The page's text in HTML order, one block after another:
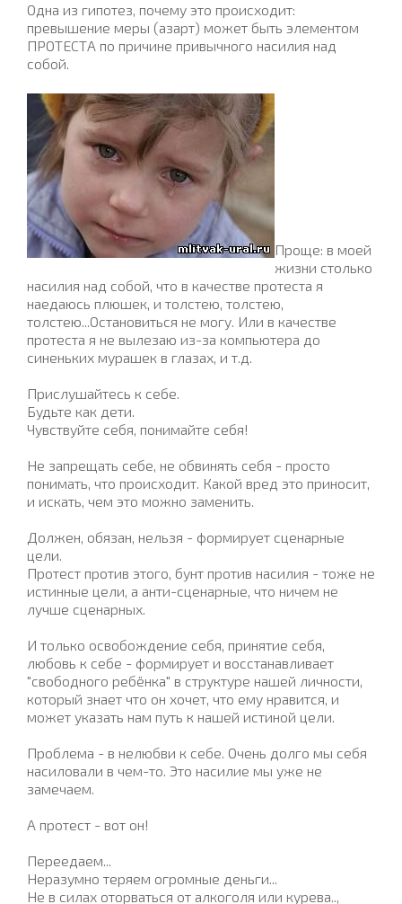
Одна из гипотез, почему это происходит:
превышение меры (азарт) может быть элементом
ПРОТЕСТА по причине привычного насилия над
собой.
Проще: в моей
жизни столько
насилия над собой, что в качестве протеста я
наедаюсь плюшек, и толстею, толстею,
толстею...Остановиться не могу. Или в качестве
протеста я не вылезаю из-за компьютера до
синеньких мурашек в глазах, и т.д.
Прислушайтесь к себе.
Будьте как дети.
Чувствуйте себя, понимайте себя!
Не запрещать себе, не обвинять себя - просто
понимать, что происходит. Какой вред это приносит,
и искать, чем это можно заменить.
Должен, обязан, нельзя - формирует сценарные
цели.
Протест против этого, бунт против насилия - тоже не
истинные цели, а анти-сценарные, что ничем не
лучше сценарных.
И только освобождение себя, принятие себя,
любовь к себе - формирует и восстанавливает
"свободного ребёнка" в структуре нашей личности,
который знает что он хочет, что ему нравится, и
может указать нам путь к нашей истиной цели.
Проблема - в нелюбви к себе. Очень долго мы себя
насиловали в чем-то. Это насилие мы уже не
замечаем.
А протест - вот он!
Переедаем...
Неразумно теряем огромные деньги...
Не в силах оторваться от алкоголя или курева..,